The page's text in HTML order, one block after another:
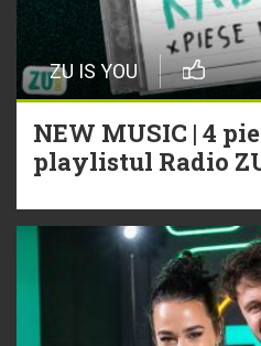
ZU IS YOU
NEW MUSIC | 4
playlistul Radio